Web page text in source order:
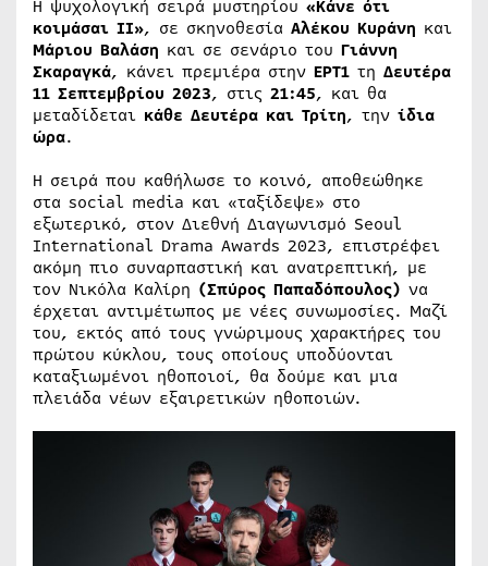
Η ψυχολογική σειρά μυστηρίου «Κάνε ότι
κοιμάσαι ΙΙ», σε σκηνοθεσία Αλέκου Κυράνη και
Μάριου Βαλάση και σε σενάριο του Γιάννη
Σκαραγκά, κάνει πρεμιέρα στην ΕΡΤ1 τη Δευτέρα
11 Σεπτεμβρίου 2023, στις 21:45, και θα
μεταδίδεται κάθε Δευτέρα και Τρίτη, την ίδια
ώρα.
Η σειρά που καθήλωσε το κοινό, αποθεώθηκε
στα social media και «ταξίδεψε» στο
εξωτερικό, στον Διεθνή Διαγωνισμό Seoul
International Drama Awards 2023, επιστρέφει
ακόμη πιο συναρπαστική και ανατρεπτική, με
τον Νικόλα Καλίρη (Σπύρος Παπαδόπουλος) να
έρχεται αντιμέτωπος με νέες συνωμοσίες. Μαζί
του, εκτός από τους γνώριμους χαρακτήρες του
πρώτου κύκλου, τους οποίους υποδύονται
καταξιωμένοι ηθοποιοί, θα δούμε και μια
πλειάδα νέων εξαιρετικών ηθοποιών.